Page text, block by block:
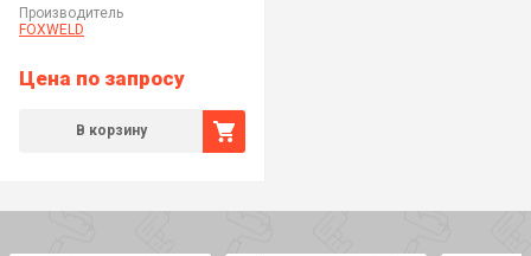
Производитель
FOXWELD
Цена по запросу
В корзину